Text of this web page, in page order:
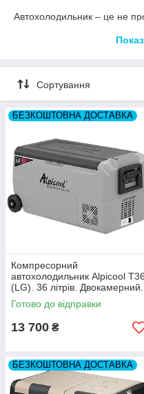
Автохолодильник – це не
кемпінгу. Якщо ви шукаєте
автохолодильники
провідні позиції на ринку
Сортування
БЕЗКОШТОВНА ДОСТАВКА
Компресорний
автохолодильник Alpicool T36
(LG). 36 літрів. Двокамерний.
До -20℃. (12, 24, 220 вольт)
Готово до відправки
13 700 ₴
БЕЗКОШТОВНА ДОСТАВКА